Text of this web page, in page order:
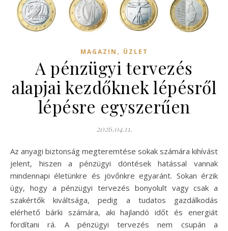
MAGAZIN , ÜZLET
A pénzügyi tervezés
alapjai kezdőknek lépésről
lépésre egyszerűen
2026.04.11.
Az anyagi biztonság megteremtése sokak számára kihívást
jelent, hiszen a pénzügyi döntések hatással vannak
mindennapi életünkre és jövőnkre egyaránt. Sokan érzik
úgy, hogy a pénzügyi tervezés bonyolult vagy csak a
szakértők kiváltsága, pedig a tudatos gazdálkodás
elérhető bárki számára, aki hajlandó időt és energiát
fordítani rá. A pénzügyi tervezés nem csupán a